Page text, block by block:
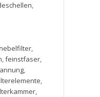
,
,
,feinstfaser,
,
,
,